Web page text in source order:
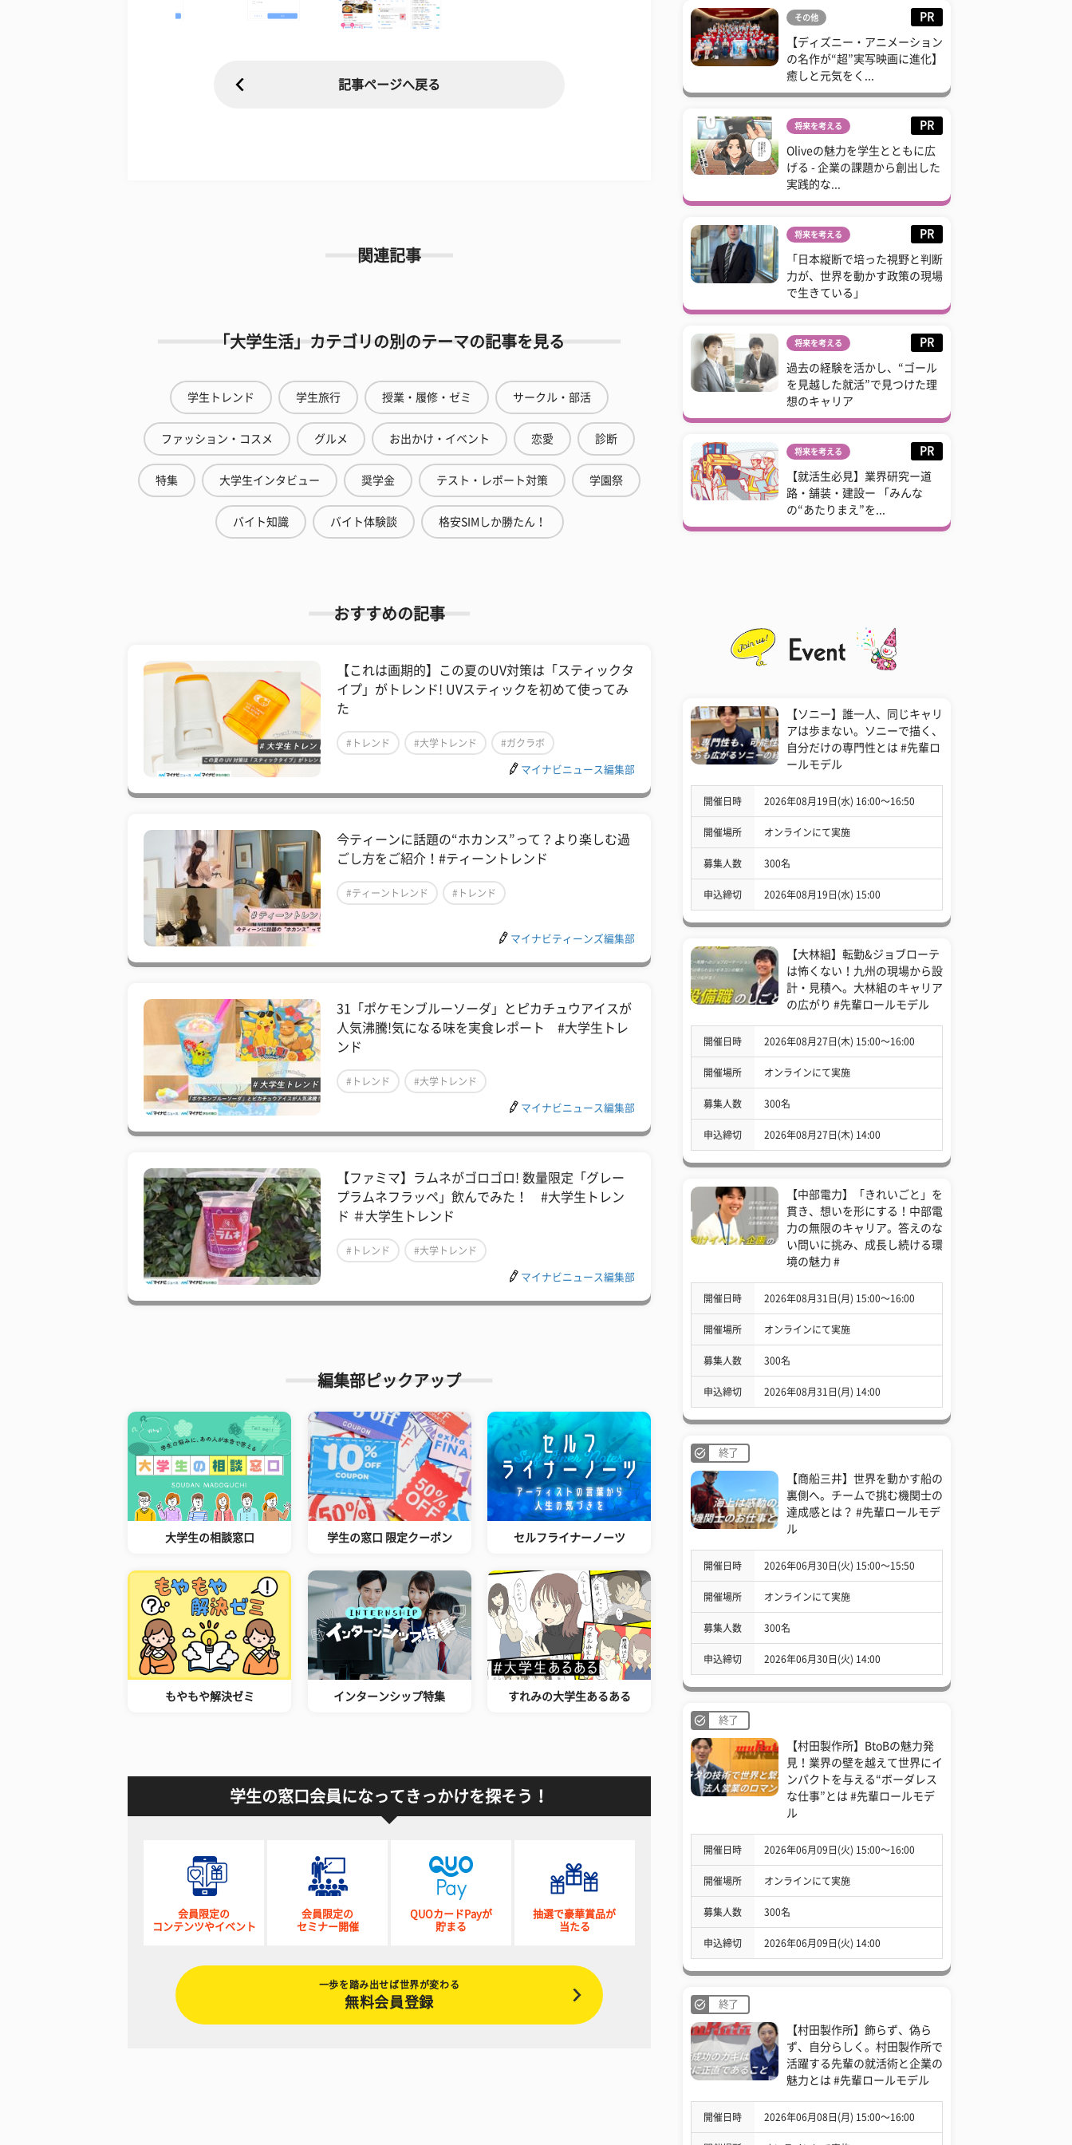
記事ページへ戻る
関連記事
「大学生活」カテゴリの別のテーマの記事を見る
学生トレンド 学生旅行 授業・履修・ゼミ サークル・部活
ファッション・コスメ グルメ お出かけ・イベント 恋愛 診断
特集 大学生インタビュー 奨学金 テスト・レポート対策 学園祭
バイト知識 バイト体験談 格安SIMしか勝たん！
おすすめの記事
【これは画期的】この夏のUV対策は「スティックタ
イプ」がトレンド! UVスティックを初めて使ってみ
た
#トレンド #大学トレンド #ガクラボ
マイナビニュース編集部
今ティーンに話題の“ホカンス”って？より楽しむ過
ごし方をご紹介！#ティーントレンド
#ティーントレンド #トレンド
マイナビティーンズ編集部
31「ポケモンブルーソーダ」とピカチュウアイスが
人気沸騰!気になる味を実食レポート #大学生トレ
ンド
#トレンド #大学トレンド
マイナビニュース編集部
【ファミマ】ラムネがゴロゴロ! 数量限定「グレー
プラムネフラッペ」飲んでみた！ #大学生トレン
ド ＃大学生トレンド
#トレンド #大学トレンド
マイナビニュース編集部
編集部ピックアップ
大学生の相談窓口 学生の窓口 限定クーポン セルフライナーノーツ
もやもや解決ゼミ インターンシップ特集 すれみの大学生あるある
学生の窓口会員になってきっかけを探そう！
会員限定の
コンテンツやイベント
会員限定の
セミナー開催
QUOカードPayが
貯まる
抽選で豪華賞品が
当たる
一歩を踏み出せば世界が変わる
無料会員登録
その他 PR
【ディズニー・アニメーション
の名作が“超”実写映画に進化】
癒しと元気をく...
将来を考える PR
Oliveの魅力を学生とともに広
げる - 企業の課題から創出した
実践的な...
将来を考える PR
「日本縦断で培った視野と判断
力が、世界を動かす政策の現場
で生きている」
将来を考える PR
過去の経験を活かし、“ゴール
を見越した就活”で見つけた理
想のキャリア
将来を考える PR
【就活生必見】業界研究ー道
路・舗装・建設ー 「みんな
の“あたりまえ”を...
【ソニー】誰一人、同じキャリ
アは歩まない。ソニーで描く、
自分だけの専門性とは #先輩ロ
ールモデル
開催日時 2026年08月19日(水) 16:00〜16:50
開催場所 オンラインにて実施
募集人数 300名
申込締切 2026年08月19日(水) 15:00
【大林組】転勤&ジョブローテ
は怖くない！九州の現場から設
計・見積へ。大林組のキャリア
の広がり #先輩ロールモデル
開催日時 2026年08月27日(木) 15:00〜16:00
開催場所 オンラインにて実施
募集人数 300名
申込締切 2026年08月27日(木) 14:00
【中部電力】「きれいごと」を
貫き、想いを形にする！中部電
力の無限のキャリア。答えのな
い問いに挑み、成長し続ける環
境の魅力 #
開催日時 2026年08月31日(月) 15:00〜16:00
開催場所 オンラインにて実施
募集人数 300名
申込締切 2026年08月31日(月) 14:00
終了
【商船三井】世界を動かす船の
裏側へ。チームで挑む機関士の
達成感とは？ #先輩ロールモデ
ル
開催日時 2026年06月30日(火) 15:00〜15:50
開催場所 オンラインにて実施
募集人数 300名
申込締切 2026年06月30日(火) 14:00
終了
【村田製作所】BtoBの魅力発
見！業界の壁を越えて世界にイ
ンパクトを与える“ボーダレス
な仕事”とは #先輩ロールモデ
ル
開催日時 2026年06月09日(火) 15:00〜16:00
開催場所 オンラインにて実施
募集人数 300名
申込締切 2026年06月09日(火) 14:00
終了
【村田製作所】飾らず、偽ら
ず、自分らしく。村田製作所で
活躍する先輩の就活術と企業の
魅力とは #先輩ロールモデル
開催日時 2026年06月08日(月) 15:00〜16:00